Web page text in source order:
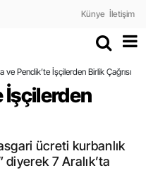
Künye İletişim
ve Pendik’te İşçilerden Birlik Çağrısı
İşçilerden
ücreti kurbanlık
7 Aralık’ta